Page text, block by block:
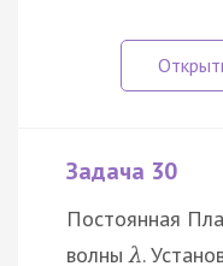
Задача 30
Постоянная
волныλ.